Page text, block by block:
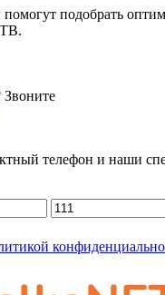
подобрать
Звоните
телефон и наши